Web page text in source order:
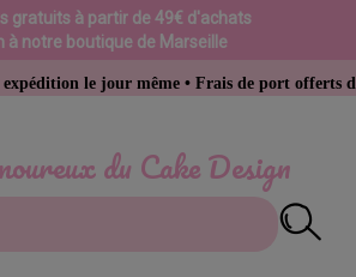
gratuits à partir de 49€ d'achats
à notre boutique de Marseille
du Cake Design
jour même • Frais de port offerts dès 49 €